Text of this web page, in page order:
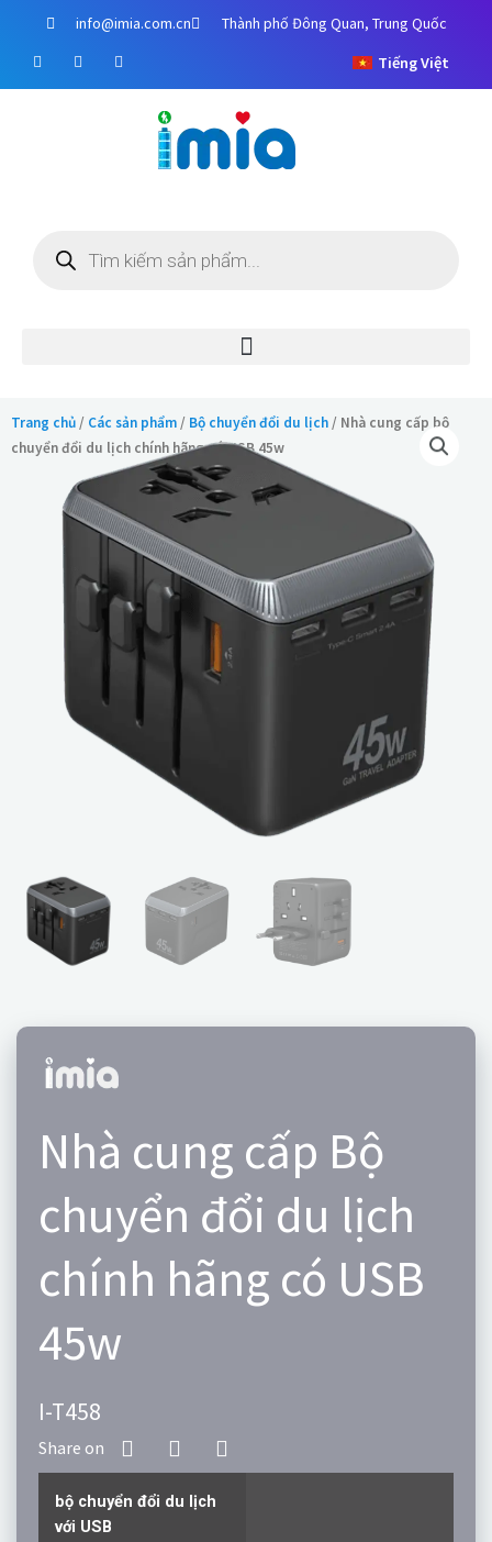
dung
info@imia.com.cn Thành phố Đông Quan, Trung Quốc
F
a
c
Y
o
u
I
n
s
Tiếng Việt
sản
phẩm
Trang chủ/ Các sản phẩm/ Bộ chuyển đổi du lịch/ Nhà cung cấp bộ
chuyển đổi du lịch chính hãng có USB 45w
Nhà cung cấp Bộ
chuyển đổi du lịch
chính hãng có USB
45w
I-T458
bộ chuyển đổi du lịch
với USB